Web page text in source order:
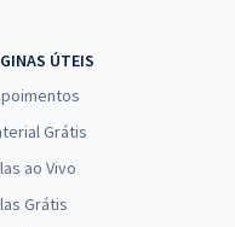
de Analista Legislativo
de Empresa
ÚTEIS
Grátis
ao Vivo
Grátis